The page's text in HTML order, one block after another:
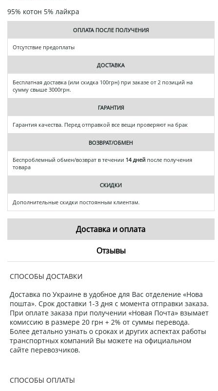
95% котон 5% лайкра
ОПЛАТА ПОСЛЕ ПОЛУЧЕНИЯ
Отсутствие предоплаты
ДОСТАВКА
Бесплатная доставка (или скидка 100грн) при заказе от 2 позиций на
сумму свыше 3000грн.
ГАРАНТИЯ
Гарантия качества. Перед отправкой все вещи проверяют на брак
ВОЗВРАТ/ОБМЕН
Беспроблемный обмен/возврат в течении 14 дней после получения
товара
СКИДКИ
Дополнительные скидки постоянным клиентам.
Доставка и оплата
Отзывы
СПОСОБЫ ДОСТАВКИ
Доставка по Украине в удобное для Вас отделение «Нова
пошта». Срок доставки 1-3 дня с момента отправки заказа.
При оплате заказа при получении «Новая Почта» взымает
комиссию в размере 20 грн + 2% от суммы перевода.
Более детально узнать о сроках и других аспектах работы
транспортных компаний Вы можете на официальном
сайте перевозчиков.
СПОСОБЫ ОПЛАТЫ